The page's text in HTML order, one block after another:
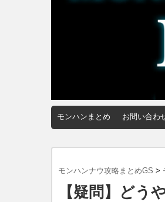
モンハンまとめ お問い合わ
モンハンナウ攻略まとめGS >
【疑問】どう